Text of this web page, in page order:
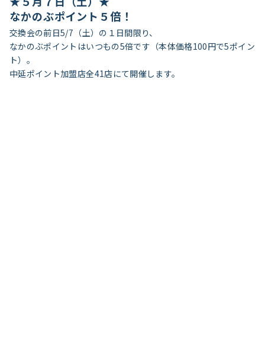
なかのぶポイント５倍！
交換会の前日5/7（土）の１日間限り、
なかのぶポイントはいつもの5倍です（本体価格100円で5ポイン
ト）。
中延ポイント加盟店全41店にて開催します。